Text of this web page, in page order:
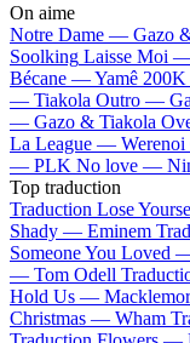
On aime
Notre Dame — Gazo
Soolking Laisse Moi
Bécane —Yamê
— Tiakola Outro —
— Gazo & Tiakola
La League — Werenoi
— PLK No love —
Top traduction
Traduction Lose
Shady — Eminem
Someone You Loved
— Tom Odell
Hold Us —
Christmas — Wham